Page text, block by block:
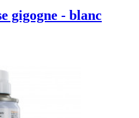
gigogne - blanc